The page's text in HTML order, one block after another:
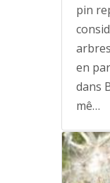
pin
en
dans
mê…